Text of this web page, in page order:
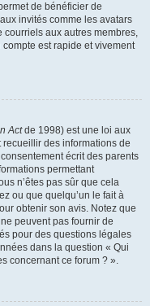
de bénéficier de
invités comme les avatars
courriels aux autres membres,
compte est rapide et vivement
Actde 1998) est une loi aux
recueillir des informations de
écrit des parents
permettant
n’êtes pas sûr que cela
ou que quelqu’un le fait à
obtenir son avis. Notez que
peuvent pas fournir de
pour des questions légales
dans la question « Qui
concernant ce forum ? ».